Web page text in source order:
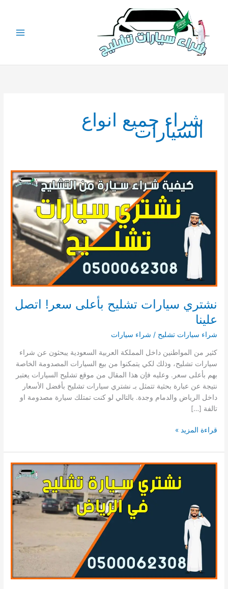
المحتوى
شراء جميع انواع
السيارات
نشتري سيارات تشليح بأعلى سعر! اتصل
علينا
شراء سيارات تشليح / شراء سيارات
كثير من المواطنين داخل المملكة العربية السعودية يبحثون عن شراء
سيارات تشليح، وذلك لكي يتمكنوا من بيع السيارات المصدومة الخاصة
بهم بأعلى سعر. وعليه فإن هذا المقال من موقع تشليح السيارات يعتبر
نتيجة عن عبارة بحثية تتمثل بـ نشتري سيارات تشليح بأفضل الأسعار
داخل الرياض والدمام وجدة. بالتالي لو كنت تمتلك سيارة مصدومة او
تالفة […]
نشتري
تشليح
بأعلى
قراءة المزيد »